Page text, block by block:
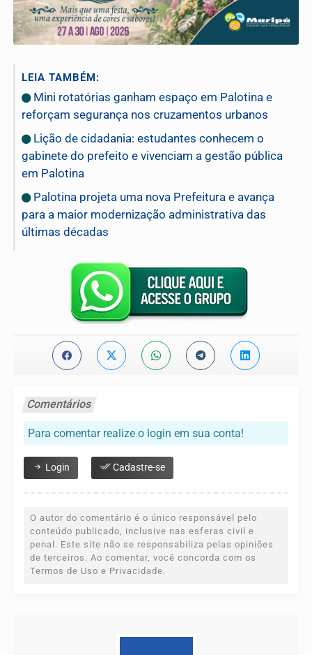
LEIA TAMBÉM:
Mini rotatórias ganham espaço em Palotina e
reforçam segurança nos cruzamentos urbanos
Lição de cidadania: estudantes conhecem o
gabinete do prefeito e vivenciam a gestão pública
em Palotina
Palotina projeta uma nova Prefeitura e avança
para a maior modernização administrativa das
últimas décadas
Comentários
Para comentar realize o login em sua conta!
Login Cadastre-se
O autor do comentário é o único responsável pelo
conteúdo publicado, inclusive nas esferas civil e
penal. Este site não se responsabiliza pelas opiniões
de terceiros. Ao comentar, você concorda com os
Termos de Uso e Privacidade.